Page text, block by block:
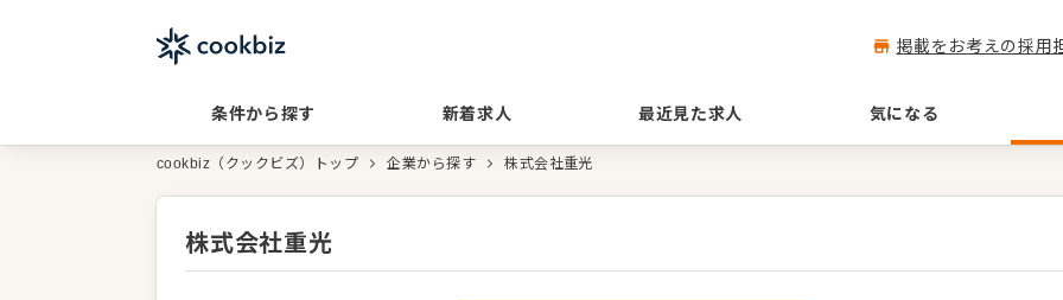
掲載をお考えの採用
条件から探す 新着求人 最近見た求人 気になる
cookbiz（クックビズ）トップ 企業から探す 株式会社重光
株式会社重光